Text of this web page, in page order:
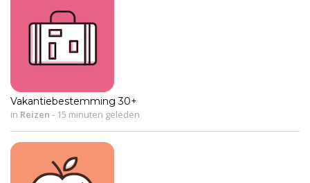
Vakantiebestemming 30+
in Reizen - 15 minuten geleden